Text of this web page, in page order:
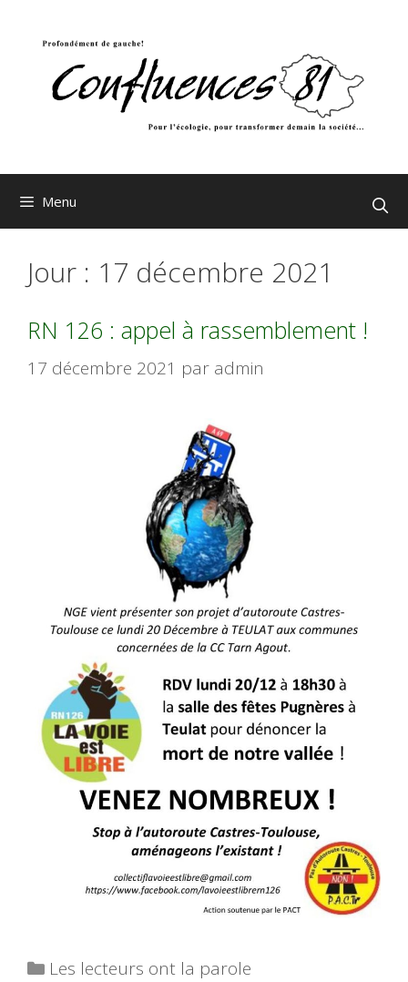
Menu
Jour : 17 décembre 2021
RN 126 : appel à rassemblement !
17 décembre 2021 par admin
Catégories
Les lecteurs ont la parole